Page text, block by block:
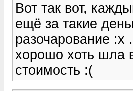
Вот так вот,
ещё за такие
разочарование
хорошо хоть шла
стоимость :(